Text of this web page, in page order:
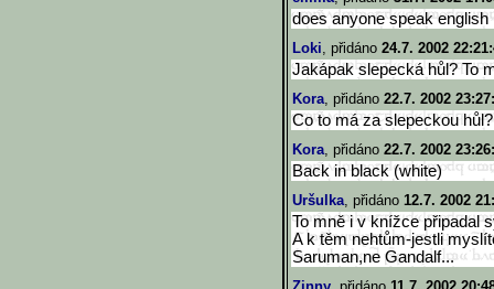
does anyone speak english
Loki, přidáno 24.7. 2002
Jakápak slepecká hůl? To
Kora, přidáno 22.7. 2002
Co to má za slepeckou hůl?
Kora, přidáno 22.7. 2002
Back in black (white)
Uršulka, přidáno 12.7. 2002
To mně i v knížce připadal
A k těm nehtům-jestli
Saruman,ne Gandalf...